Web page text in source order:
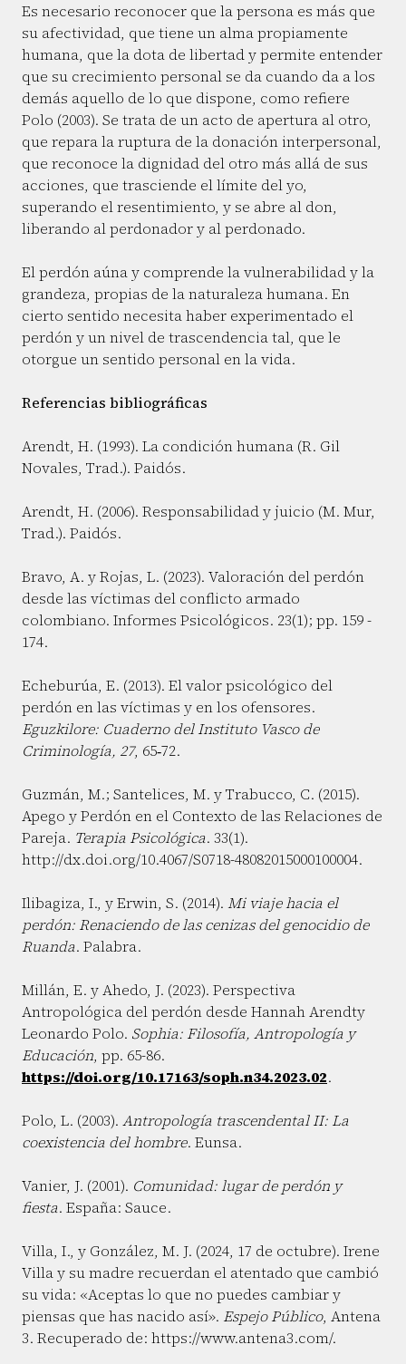
Es necesario reconocer que la persona es más que
su afectividad, que tiene un alma propiamente
humana, que la dota de libertad y permite entender
que su crecimiento personal se da cuando da a los
demás aquello de lo que dispone, como refiere
Polo (2003). Se trata de un acto de apertura al otro,
que repara la ruptura de la donación interpersonal,
que reconoce la dignidad del otro más allá de sus
acciones, que trasciende el límite del yo,
superando el resentimiento, y se abre al don,
liberando al perdonador y al perdonado.
El perdón aúna y comprende la vulnerabilidad y la
grandeza, propias de la naturaleza humana. En
cierto sentido necesita haber experimentado el
perdón y un nivel de trascendencia tal, que le
otorgue un sentido personal en la vida.
Referencias bibliográficas
Arendt, H. (1993). La condición humana (R. Gil
Novales, Trad.). Paidós.
Arendt, H. (2006). Responsabilidad y juicio (M. Mur,
Trad.). Paidós.
Bravo, A. y Rojas, L. (2023). Valoración del perdón
desde las víctimas del conflicto armado
colombiano. Informes Psicológicos. 23(1); pp. 159 -
174.
Echeburúa, E. (2013). El valor psicológico del
perdón en las víctimas y en los ofensores.
Eguzkilore: Cuaderno del Instituto Vasco de
Criminología, 27, 65‑72.
Guzmán, M.; Santelices, M. y Trabucco, C. (2015).
Apego y Perdón en el Contexto de las Relaciones de
Pareja. Terapia Psicológica. 33(1).
http://dx.doi.org/10.4067/S0718-48082015000100004.
Ilibagiza, I., y Erwin, S. (2014). Mi viaje hacia el
perdón: Renaciendo de las cenizas del genocidio de
Ruanda. Palabra.
Millán, E. y Ahedo, J. (2023). Perspectiva
Antropológica del perdón desde Hannah Arendty
Leonardo Polo. Sophia: Filosofía, Antropología y
Educación, pp. 65-86.
https://doi.org/10.17163/soph.n34.2023.02.
Polo, L. (2003). Antropología trascendental II: La
coexistencia del hombre. Eunsa.
Vanier, J. (2001). Comunidad: lugar de perdón y
fiesta. España: Sauce.
Villa, I., y González, M. J. (2024, 17 de octubre). Irene
Villa y su madre recuerdan el atentado que cambió
su vida: «Aceptas lo que no puedes cambiar y
piensas que has nacido así». Espejo Público, Antena
3. Recuperado de: https://www.antena3.com/.